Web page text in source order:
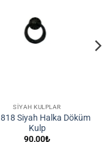
SIYAH KULPLAR
Siyah Halka Döküm
Kulp
90,00₺